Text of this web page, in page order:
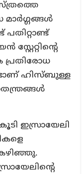
സ്റ്റേറ്റിന്റെ
പ്രതിരോധ
ഹിസ്ബുള്ള
ഇസ്രായേലി